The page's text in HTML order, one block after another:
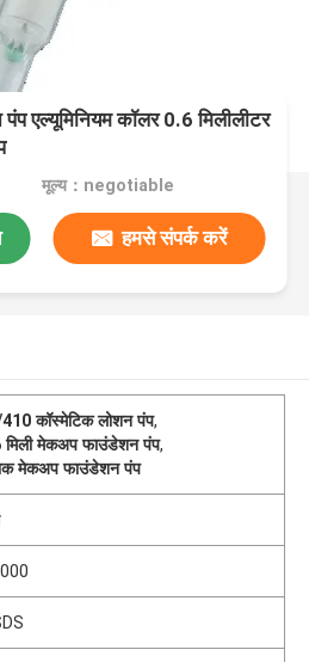
एल्यूमिनियम कॉलर 0.6 मिलीलीटर
मूल्य：negotiable
हमसे संपर्क करें
कॉस्मेटिक लोशन पंप,
मिली मेकअप फाउंडेशन पंप,
मेकअप फाउंडेशन पंप